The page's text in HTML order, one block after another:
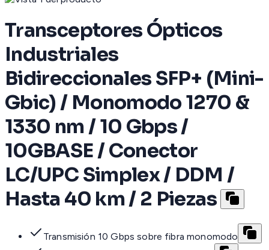
Transceptores Ópticos
Industriales
Bidireccionales SFP+ (Mini-
Gbic) / Monomodo 1270 &
1330 nm / 10 Gbps /
10GBASE / Conector
LC/UPC Simplex / DDM /
Hasta 40 km / 2 Piezas
Transmisión 10 Gbps sobre fibra monomodo